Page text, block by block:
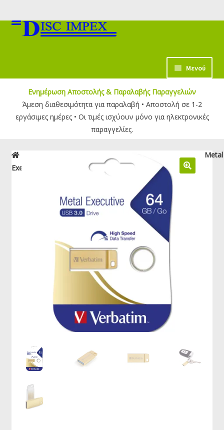
Απευθείας
μετάβαση
Μετάβαση
Μενού
Ενημέρωση Αποστολής & Παραλαβής Παραγγελιών
Άμεση διαθεσιμότητα για παραλαβή • Αποστολή σε 1-2
εργάσιμες ημέρες • Οι τιμές ισχύουν μόνο για ηλεκτρονικές
παραγγελίες.
Verbatim Metal
Executive USB 3.0 Drive 64GB | Gold – 99106